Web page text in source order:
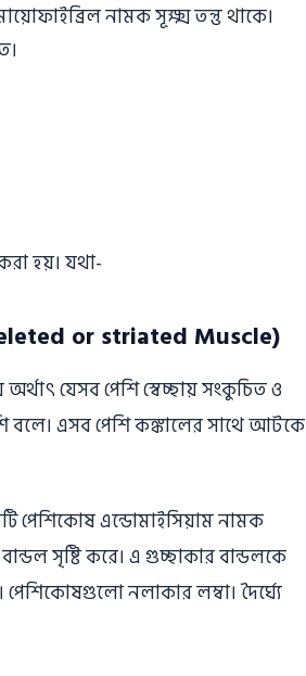
নামক সূক্ষ্ম তন্তু থাকে।
হয়। যথা-
or striated Muscle)
যেসব পেশি স্বেচ্ছায় সংকুচিত ও
বলে। এসব পেশি কঙ্কালের সাথে আটকে
পেশিকোষ এন্ডােমাইসিয়াম নামক
সৃষ্টি করে। এ গুচ্ছাকার বান্ডলকে
নলাকার লম্বা। দৈর্ঘ্যে